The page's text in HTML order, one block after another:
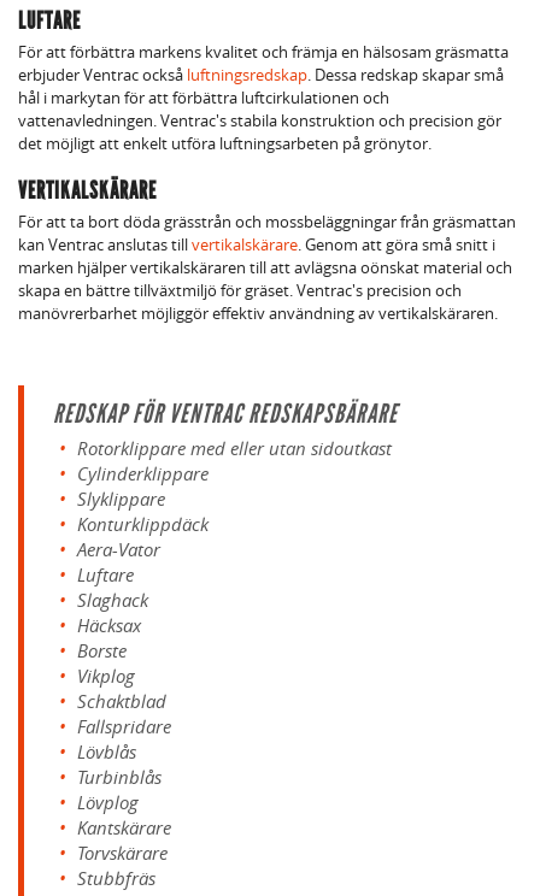
REDSKAP FÖR VENTRAC REDSKAPSBÄRARE
Rotorklippare med eller utan sidoutkast
Cylinderklippare
Slyklippare
Konturklippdäck
Aera-Vator
Luftare
Slaghack
Häcksax
Borste
Vikplog
Schaktblad
Fallspridare
Lövblås
Turbinblås
Lövplog
Kantskärare
Torvskärare
Stubbfräs
LUFTARE
För att förbättra markens kvalitet och främja en hälsosam gräsmatta
erbjuder Ventrac också luftningsredskap. Dessa redskap skapar små
hål i markytan för att förbättra luftcirkulationen och
vattenavledningen. Ventrac's stabila konstruktion och precision gör
det möjligt att enkelt utföra luftningsarbeten på grönytor.
VERTIKALSKÄRARE
För att ta bort döda grässtrån och mossbeläggningar från gräsmattan
kan Ventrac anslutas tillvertikalskärare. Genom att göra små snitt i
marken hjälper vertikalskäraren till att avlägsna oönskat material och
skapa en bättre tillväxtmiljö för gräset. Ventrac's precision och
manövrerbarhet möjliggör effektiv användning av vertikalskäraren.